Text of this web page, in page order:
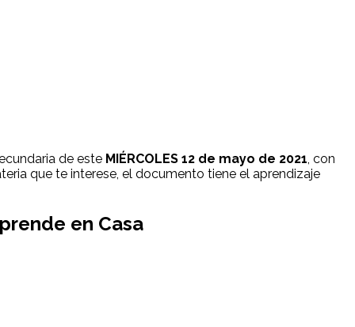
de este MIÉRCOLES 12 de mayo de 2021 , con
que te interese, el documento tiene el aprendizaje
en Casa